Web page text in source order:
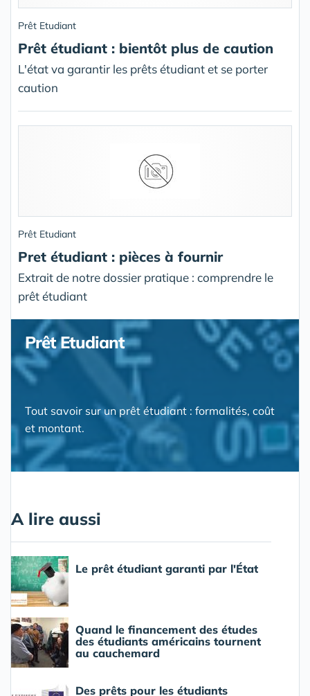
Prêt Etudiant
Prêt étudiant : bientôt plus de caution
L'état va garantir les prêts étudiant et se porter
caution
Prêt Etudiant
Pret étudiant : pièces à fournir
Extrait de notre dossier pratique : comprendre le
prêt étudiant
Prêt Etudiant
Tout savoir sur un prêt étudiant : formalités, coût
et montant.
A lire aussi
Le prêt étudiant garanti par l'État
Quand le financement des études
des étudiants américains tournent
au cauchemard
Des prêts pour les étudiants